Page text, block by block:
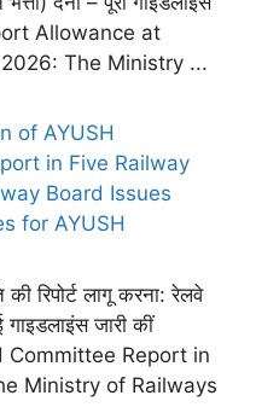
Allowance at
The Ministry ...
of AYUSH
in Five Railway
Board Issues
for AYUSH
रिपोर्ट लागू करना: रेलवे
जारी कीं
Committee Report in
Ministry of Railways